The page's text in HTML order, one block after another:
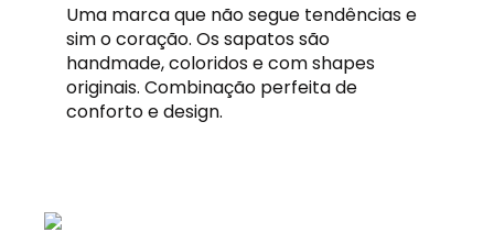
Uma marca que não segue tendências e
sim o coração. Os sapatos são
handmade, coloridos e com shapes
originais. Combinação perfeita de
conforto e design.